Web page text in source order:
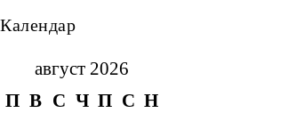
Календар
август 2026
П В С Ч П С Н